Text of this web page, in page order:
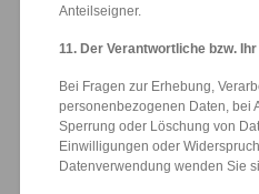
Anteilseigner.
11. Der Verantwortliche bzw.
Bei Fragen zur Erhebung,
personenbezogenen Daten, bei
Sperrung oder Löschung von
Einwilligungen oder
Datenverwendung wenden Sie